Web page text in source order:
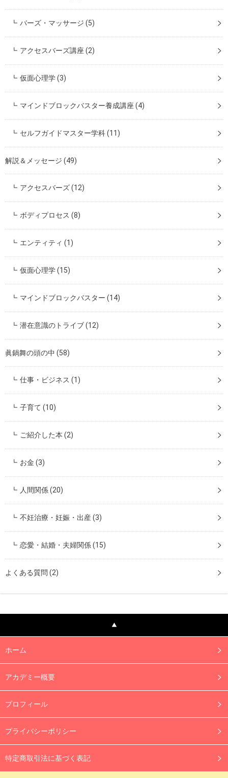
バーズ・マッサージ(5)
アクセスバーズ講座(2)
仮面心理学(3)
マインドブロックバスター養成講座(4)
セルフガイドマスター学科(11)
解説＆メッセージ (49)
アクセスバーズ(12)
ボディプロセス(8)
エンティティ(1)
仮面心理学(15)
マインドブロックバスター(14)
潜在意識のトライブ(12)
眞鍋舞の頭の中 (58)
仕事・ビジネス(1)
子育て(10)
ご紹介した本(2)
お金(3)
人間関係(20)
不妊治療・妊娠・出産(3)
恋愛・結婚・夫婦関係(15)
よくある質問 (2)
ホーム
アカデミー概要
プロフィール
プライバシーポリシー
特定商取引法に基づく表記